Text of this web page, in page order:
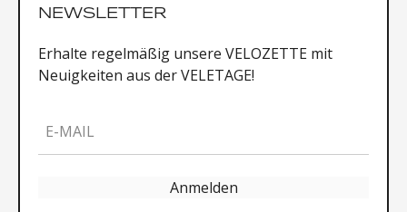
NEWSLETTER
Erhalte regelmäßig unsere VELOZETTE mit
Neuigkeiten aus der VELETAGE!
E-MAIL
Anmelden